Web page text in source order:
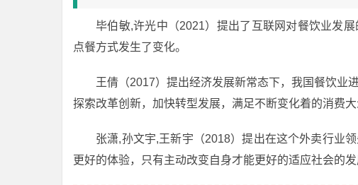
毕伯敏,许光中（2021）提出了互联网对餐饮业发
点餐方式发生了变化。
王倩（2017）提出经济发展新常态下，我国餐饮业
探索改革创新，加快转型发展，满足不断变化着的消费
张潇,孙文宇,王新宇（2018）提出在这个外卖行业
更好的体验，只有主动改变自身才能更好的适应社会的